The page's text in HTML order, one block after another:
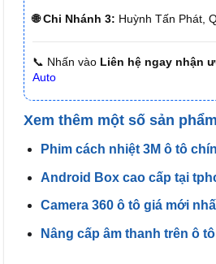
🌐 Chi Nhánh 3: Huỳnh Tấn Phát,
📞 Nhấn vào Liên hệ ngay nhận
Auto
Xem thêm một số sản
Phim cách nhiệt 3M ô tô
Android Box cao cấp tại
Camera 360 ô tô giá mới
Nâng cấp âm thanh trên ô